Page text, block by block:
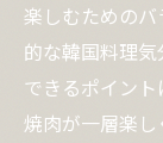
楽しむための
的な韓国料理
できるポイン
焼肉が一層楽